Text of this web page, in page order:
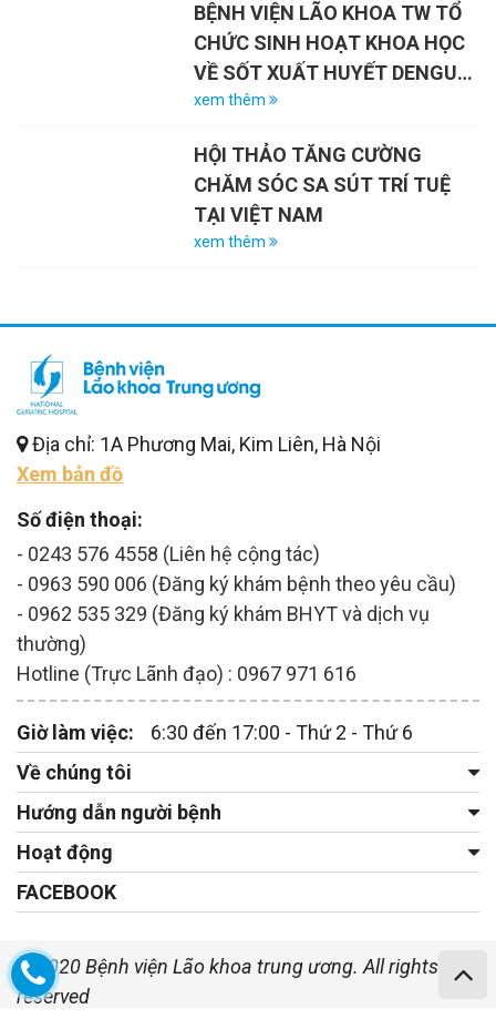
27/7/2026)
BỆNH VIỆN LÃO KHOA TW TỔ
CHỨC SINH HOẠT KHOA HỌC
VỀ SỐT XUẤT HUYẾT DENGUE
VÀ VAI TRÒ CỦA VẮC-XIN
xem thêm
HỘI THẢO TĂNG CƯỜNG
CHĂM SÓC SA SÚT TRÍ TUỆ
TẠI VIỆT NAM
xem thêm
Địa chỉ: 1A Phương Mai, Kim Liên, Hà Nội
Xem bản đồ
Số điện thoại:
- 0243 576 4558 (Liên hệ cộng tác)
- 0963 590 006 (Đăng ký khám bệnh theo yêu cầu)
- 0962 535 329 (Đăng ký khám BHYT và dịch vụ
thường)
Hotline (Trực Lãnh đạo) : 0967 971 616
Giờ làm việc:
6:30 đến 17:00 - Thứ 2 - Thứ 6
Về chúng tôi
Hướng dẫn người bệnh
Hoạt động
FACEBOOK
© 2020 Bệnh viện Lão khoa trung ương. All rights
reserved